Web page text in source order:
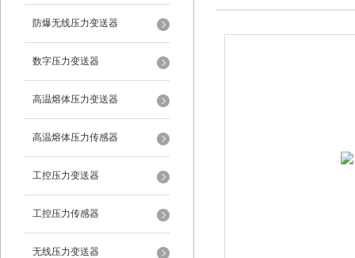
防爆无线压力变送器
数字压力变送器
高温熔体压力变送器
高温熔体压力传感器
工控压力变送器
工控压力传感器
无线压力变送器